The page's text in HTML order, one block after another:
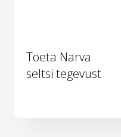
Toeta Narva
seltsi tegevust